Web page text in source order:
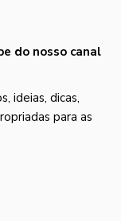
do nosso canal
ideias, dicas,
para as